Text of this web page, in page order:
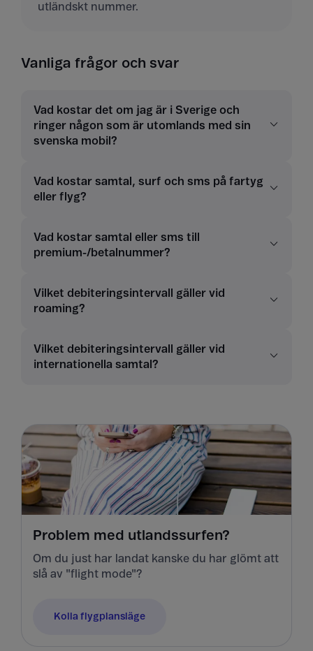
utländskt nummer.
Vanliga frågor och svar
Vad kostar det om jag är i Sverige och
ringer någon som är utomlands med sin
svenska mobil?
Vad kostar samtal, surf och sms på fartyg
eller flyg?
Vad kostar samtal eller sms till
premium-/betalnummer?
Vilket debiteringsintervall gäller vid
roaming?
Vilket debiteringsintervall gäller vid
internationella samtal?
Problem med utlandssurfen?
Om du just har landat kanske du har glömt att
slå av "flight mode"?
Kolla flygplansläge